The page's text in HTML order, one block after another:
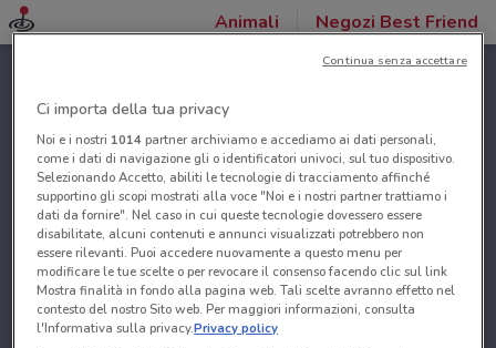
Animali Negozi Best Friend
Ci importa della tua privacy
Noi e i nostri 1014partner archiviamo e accediamo ai dati personali,
come i dati di navigazione gli o identificatori univoci, sul tuo dispositivo.
Selezionando Accetto, abiliti le tecnologie di tracciamento affinché
supportino gli scopi mostrati alla voce "Noi e i nostri partner trattiamo i
dati da fornire". Nel caso in cui queste tecnologie dovessero essere
disabilitate, alcuni contenuti e annunci visualizzati potrebbero non
essere rilevanti. Puoi accedere nuovamente a questo menu per
modificare le tue scelte o per revocare il consenso facendo clic sul link
Mostra finalità in fondo alla pagina web. Tali scelte avranno effetto nel
contesto del nostro Sito web. Per maggiori informazioni, consulta
l'Informativa sulla privacy.Privacy policy
Continua senza accettare